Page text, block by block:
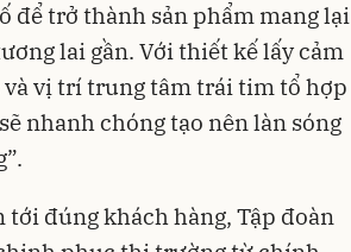
để trở thành sản phẩm mang lại
lai gần. Với thiết kế lấy cảm
vị trí trung tâm trái tim tổ hợp
nhanh chóng tạo nên làn sóng
đúng khách hàng, Tập đoàn